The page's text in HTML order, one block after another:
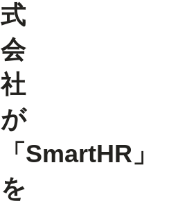
式
会
社
が
「SmartHR」
を